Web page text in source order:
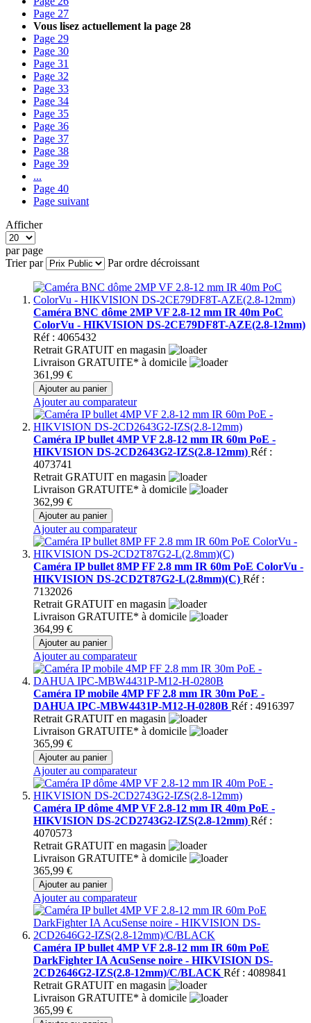
Page 27
Vous lisez actuellement la page 28
Page 29
Page 30
Page 31
Page 32
Page 33
Page 34
Page 35
Page 36
Page 37
Page 38
Page 39
...
Page 40
Page suivant
Afficher
par page
Trier par
Par ordre décroissant
Caméra BNC dôme 2MP VF 2.8-12 mm IR 40m PoC
ColorVu - HIKVISION DS-2CE79DF8T-AZE(2.8-12mm)
Réf : 4065432
Retrait GRATUIT en magasin
Livraison GRATUITE* à domicile
361,99 €
Ajouter au panier
Ajouter au comparateur
Caméra IP bullet 4MP VF 2.8-12 mm IR 60m PoE -
HIKVISION DS-2CD2643G2-IZS(2.8-12mm) Réf :
4073741
Retrait GRATUIT en magasin
Livraison GRATUITE* à domicile
362,99 €
Ajouter au panier
Ajouter au comparateur
Caméra IP bullet 8MP FF 2.8 mm IR 60m PoE ColorVu -
HIKVISION DS-2CD2T87G2-L(2.8mm)(C) Réf :
7132026
Retrait GRATUIT en magasin
Livraison GRATUITE* à domicile
364,99 €
Ajouter au panier
Ajouter au comparateur
Caméra IP mobile 4MP FF 2.8 mm IR 30m PoE -
DAHUA IPC-MBW4431P-M12-H-0280B Réf : 4916397
Retrait GRATUIT en magasin
Livraison GRATUITE* à domicile
365,99 €
Ajouter au panier
Ajouter au comparateur
Caméra IP dôme 4MP VF 2.8-12 mm IR 40m PoE -
HIKVISION DS-2CD2743G2-IZS(2.8-12mm) Réf :
4070573
Retrait GRATUIT en magasin
Livraison GRATUITE* à domicile
365,99 €
Ajouter au panier
Ajouter au comparateur
Caméra IP bullet 4MP VF 2.8-12 mm IR 60m PoE
DarkFighter IA AcuSense noire - HIKVISION DS-
2CD2646G2-IZS(2.8-12mm)/C/BLACK Réf : 4089841
Retrait GRATUIT en magasin
Livraison GRATUITE* à domicile
365,99 €